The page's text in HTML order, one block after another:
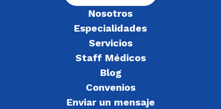
Nosotros
Especialidades
Servicios
Staff Médicos
Blog
Convenios
Enviar un mensaje